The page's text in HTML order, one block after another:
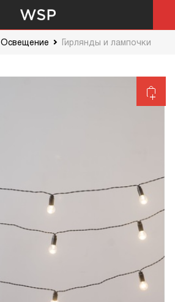
Освещение Гирлянды и лампочки